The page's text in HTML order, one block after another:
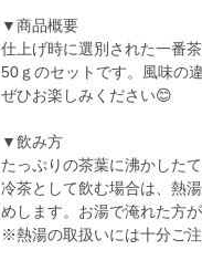
▼商品概要
仕上げ時に選別された一番
50ｇのセットです。風味の
ぜひお楽しみください😊
▼飲み方
たっぷりの茶葉に沸かした
冷茶として飲む場合は、熱
めします。お湯で淹れた方
※熱湯の取扱いには十分ご注